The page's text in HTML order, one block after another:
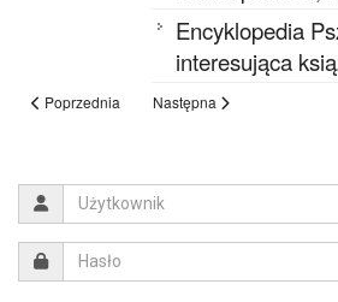
Encyklopedia
interesująca
Poprzednia Następna